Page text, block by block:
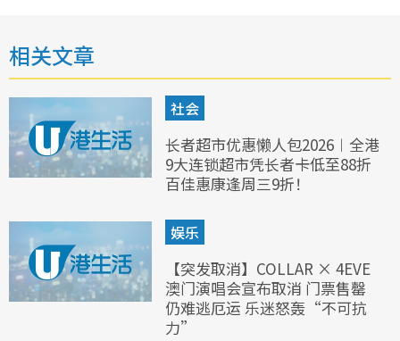
相关文章
社会
长者超市优惠懒人包2026︱全港
9大连锁超市凭长者卡低至88折
百佳惠康逢周三9折！
娱乐
【突发取消】COLLAR × 4EVE
澳门演唱会宣布取消 门票售罄
仍难逃厄运 乐迷怒轰“不可抗
力”